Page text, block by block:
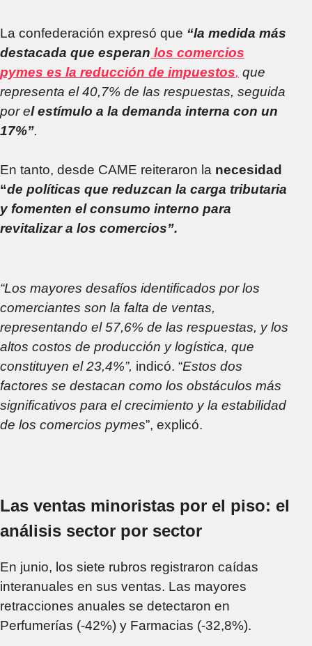
La confederación expresó que “la medida más
destacada que esperan los comercios
pymes es la reducción de impuestos, que
representa el 40,7% de las respuestas, seguida
por el estímulo a la demanda interna con un
17%”.
En tanto, desde CAME reiteraron la necesidad
“de políticas que reduzcan la carga tributaria
y fomenten el consumo interno para
revitalizar a los comercios”.
“Los mayores desafíos identificados por los
comerciantes son la falta de ventas,
representando el 57,6% de las respuestas, y los
altos costos de producción y logística, que
constituyen el 23,4%”, indicó. “Estos dos
factores se destacan como los obstáculos más
significativos para el crecimiento y la estabilidad
de los comercios pymes”, explicó.
Las ventas minoristas por el piso: el
análisis sector por sector
En junio, los siete rubros registraron caídas
interanuales en sus ventas. Las mayores
retracciones anuales se detectaron en
Perfumerías (-42%) y Farmacias (-32,8%).